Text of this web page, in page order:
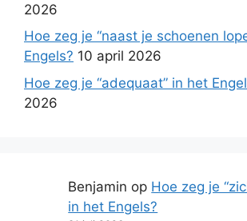
2026
Hoe zeg je “naast je schoenen
Engels? 10 april 2026
Hoe zeg je “adequaat” in het
2026
Benjamin op Hoe zeg je
in het Engels?